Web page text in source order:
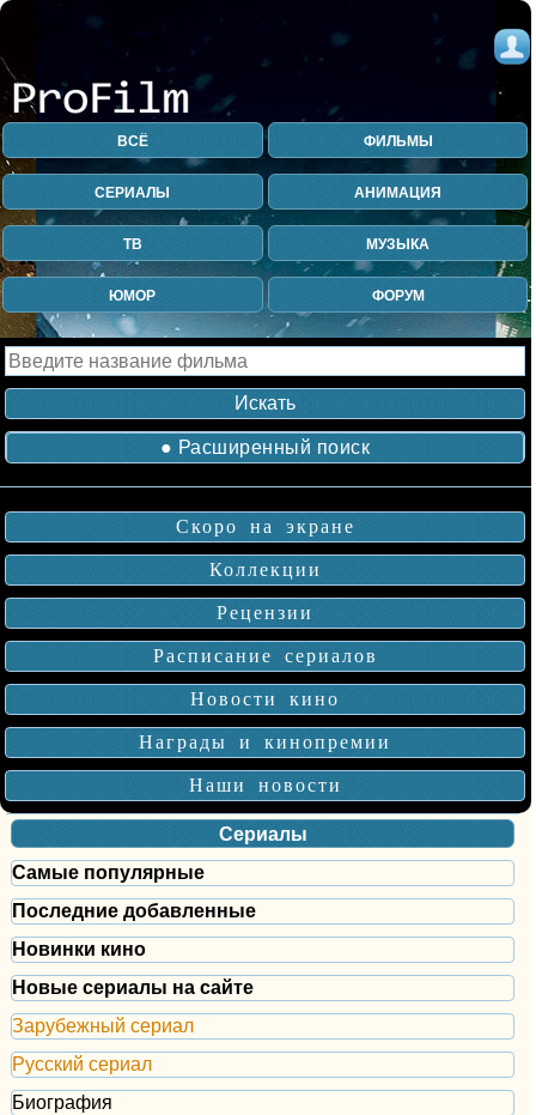
ВСЁ ФИЛЬМЫ
СЕРИАЛЫ АНИМАЦИЯ
ТВ МУЗЫКА
ЮМОР ФОРУМ
● Расширенный поиск
Скоро на экране
Коллекции
Рецензии
Расписание сериалов
Новости кино
Награды и кинопремии
Наши новости
Сериалы
Самые популярные
Последние добавленные
Новинки кино
Новые сериалы на сайте
Зарубежный сериал
Русский сериал
Биография